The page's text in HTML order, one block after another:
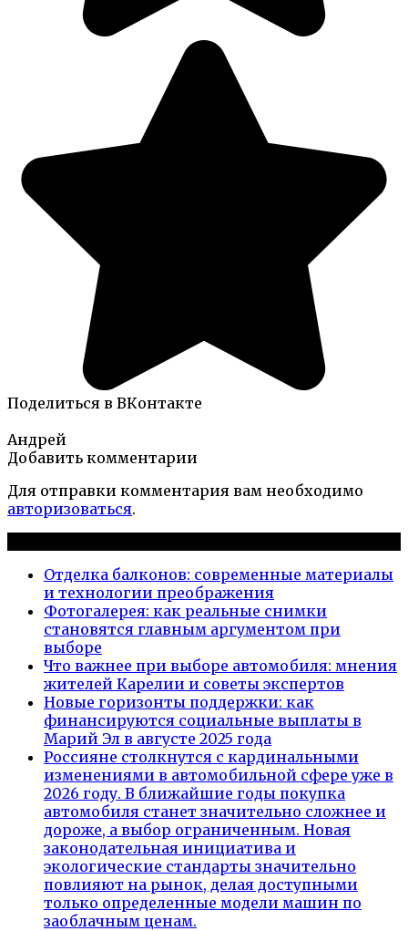
Поделиться в ВКонтакте
Андрей
Добавить комментарии
Для отправки комментария вам необходимо
авторизоваться.
Отделка балконов: современные материалы
и технологии преображения
Фотогалерея: как реальные снимки
становятся главным аргументом при
выборе
Что важнее при выборе автомобиля: мнения
жителей Карелии и советы экспертов
Новые горизонты поддержки: как
финансируются социальные выплаты в
Марий Эл в августе 2025 года
Россияне столкнутся с кардинальными
изменениями в автомобильной сфере уже в
2026 году. В ближайшие годы покупка
автомобиля станет значительно сложнее и
дороже, а выбор ограниченным. Новая
законодательная инициатива и
экологические стандарты значительно
повлияют на рынок, делая доступными
только определенные модели машин по
заоблачным ценам.